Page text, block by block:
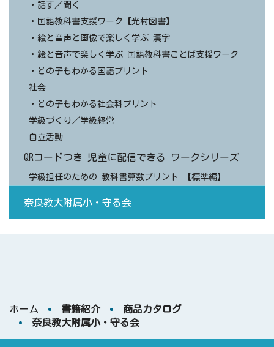
・話す／聞く
・国語教科書支援ワーク【光村図書】
・絵と音声と画像で楽しく学ぶ 漢字
・絵と音声で楽しく学ぶ 国語教科書ことば支援ワーク
・どの子もわかる国語プリント
社会
・どの子もわかる社会科プリント
学級づくり／学級経営
自立活動
QRコードつき 児童に配信できる ワークシリーズ
学級担任のための 教科書算数プリント 【標準編】
奈良教大附属小・守る会
ホーム 書籍紹介
商品カタログ
奈良教大附属小・守る会